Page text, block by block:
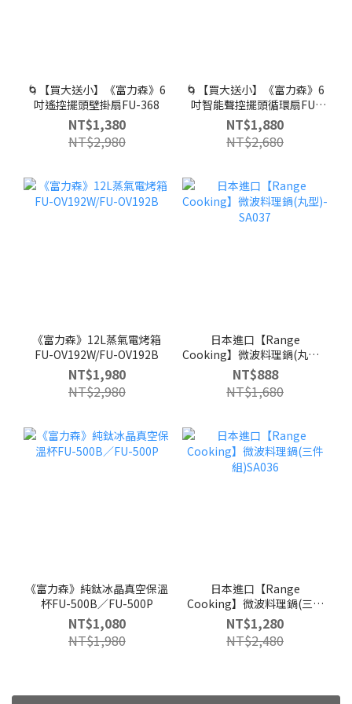
🌀【買大送小】《富力森》6
吋遙控擺頭壁掛扇FU-368
NT$1,380
NT$2,980
🌀【買大送小】《富力森》6
吋智能聲控擺頭循環扇FU-
369
NT$1,880
NT$2,680
《富力森》12L蒸氣電烤箱
FU-OV192W/FU-OV192B
NT$1,980
NT$2,980
日本進口【Range
Cooking】微波料理鍋(丸型)-
SA037
NT$888
NT$1,680
《富力森》純鈦冰晶真空保溫
杯FU-500B／FU-500P
NT$1,080
NT$1,980
日本進口【Range
Cooking】微波料理鍋(三件
組)SA036
NT$1,280
NT$2,480